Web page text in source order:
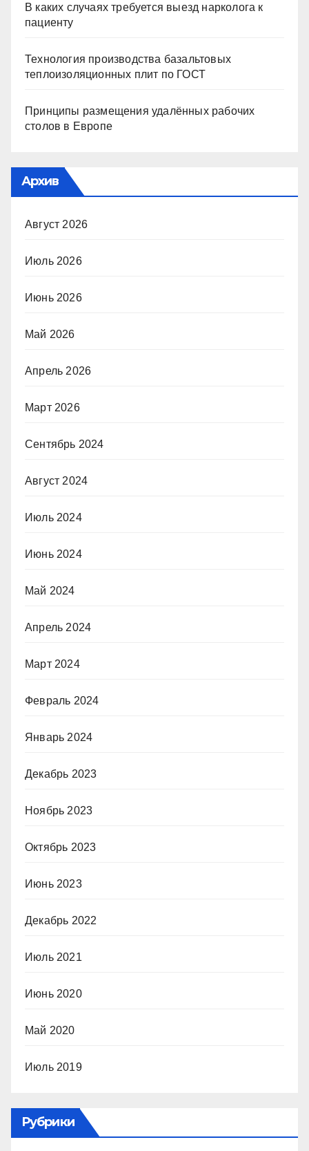
В каких случаях требуется выезд нарколога к
пациенту
Технология производства базальтовых
теплоизоляционных плит по ГОСТ
Принципы размещения удалённых рабочих
столов в Европе
Архив
Август 2026
Июль 2026
Июнь 2026
Май 2026
Апрель 2026
Март 2026
Сентябрь 2024
Август 2024
Июль 2024
Июнь 2024
Май 2024
Апрель 2024
Март 2024
Февраль 2024
Январь 2024
Декабрь 2023
Ноябрь 2023
Октябрь 2023
Июнь 2023
Декабрь 2022
Июль 2021
Июнь 2020
Май 2020
Июль 2019
Рубрики